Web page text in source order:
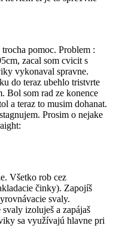
pomoc. Problem :
zacal som cvicit s
vykonaval spravne.
do teraz ubehlo tristvrte
Bol som rad ze konence
a teraz to musim dohanat.
Prosim o nejake
Všetko rob cez
činky). Zapojíš
svaly.
izoluješ a zapájaš
sa využívajú hlavne pri